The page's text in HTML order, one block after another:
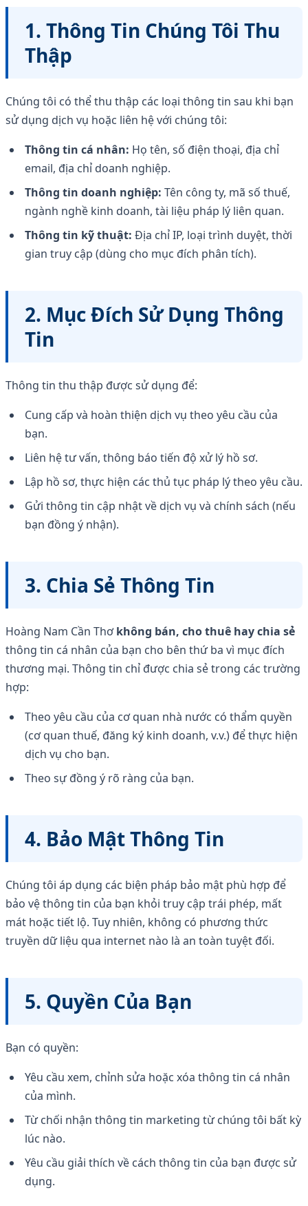
1. Thông Tin Chúng Tôi Thu
Thập
Chúng tôi có thể thu thập các loại thông tin sau khi bạn
sử dụng dịch vụ hoặc liên hệ với chúng tôi:
Thông tin cá nhân: Họ tên, số điện thoại, địa chỉ
email, địa chỉ doanh nghiệp.
Thông tin doanh nghiệp: Tên công ty, mã số thuế,
ngành nghề kinh doanh, tài liệu pháp lý liên quan.
Thông tin kỹ thuật: Địa chỉ IP, loại trình duyệt, thời
gian truy cập (dùng cho mục đích phân tích).
2. Mục Đích Sử Dụng Thông
Tin
Thông tin thu thập được sử dụng để:
Cung cấp và hoàn thiện dịch vụ theo yêu cầu của
bạn.
Liên hệ tư vấn, thông báo tiến độ xử lý hồ sơ.
Lập hồ sơ, thực hiện các thủ tục pháp lý theo yêu cầu.
Gửi thông tin cập nhật về dịch vụ và chính sách (nếu
bạn đồng ý nhận).
3. Chia Sẻ Thông Tin
Hoàng Nam Cần Thơkhông bán, cho thuê hay chia sẻ
thông tin cá nhân của bạn cho bên thứ ba vì mục đích
thương mại. Thông tin chỉ được chia sẻ trong các trường
hợp:
Theo yêu cầu của cơ quan nhà nước có thẩm quyền
(cơ quan thuế, đăng ký kinh doanh, v.v.) để thực hiện
dịch vụ cho bạn.
Theo sự đồng ý rõ ràng của bạn.
4. Bảo Mật Thông Tin
Chúng tôi áp dụng các biện pháp bảo mật phù hợp để
bảo vệ thông tin của bạn khỏi truy cập trái phép, mất
mát hoặc tiết lộ. Tuy nhiên, không có phương thức
truyền dữ liệu qua internet nào là an toàn tuyệt đối.
5. Quyền Của Bạn
Bạn có quyền:
Yêu cầu xem, chỉnh sửa hoặc xóa thông tin cá nhân
của mình.
Từ chối nhận thông tin marketing từ chúng tôi bất kỳ
lúc nào.
Yêu cầu giải thích về cách thông tin của bạn được sử
dụng.